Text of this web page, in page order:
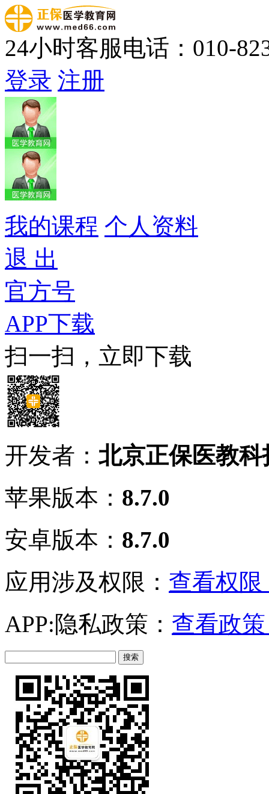
24小时客服电话：010-
登录 注册
我的课程 个人资料
退 出
官方号
APP下载
扫一扫，立即下载
开发者： 北京正保医教
苹果版本： 8.7.0
安卓版本： 8.7.0
应用涉及权限： 查看权限
APP:隐私政策： 查看政